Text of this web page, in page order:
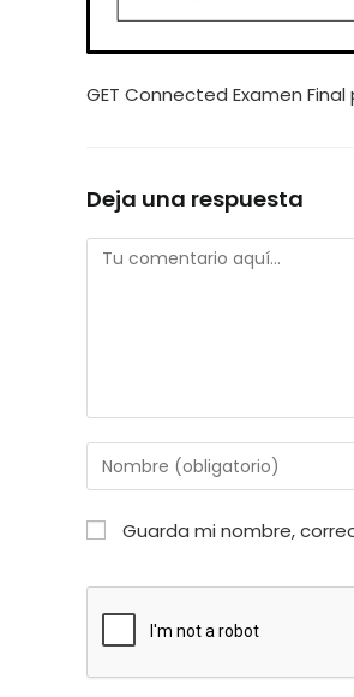
GET Connected Examen Final
Deja una respuesta
Comentario
Introduce
tu
nombre
o
Guarda mi nombre,